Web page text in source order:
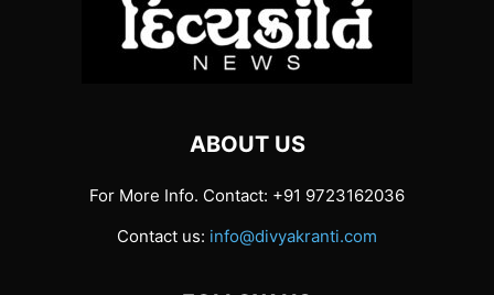
ABOUT US
For More Info. Contact: +91 9723162036
Contact us: info@divyakranti.com